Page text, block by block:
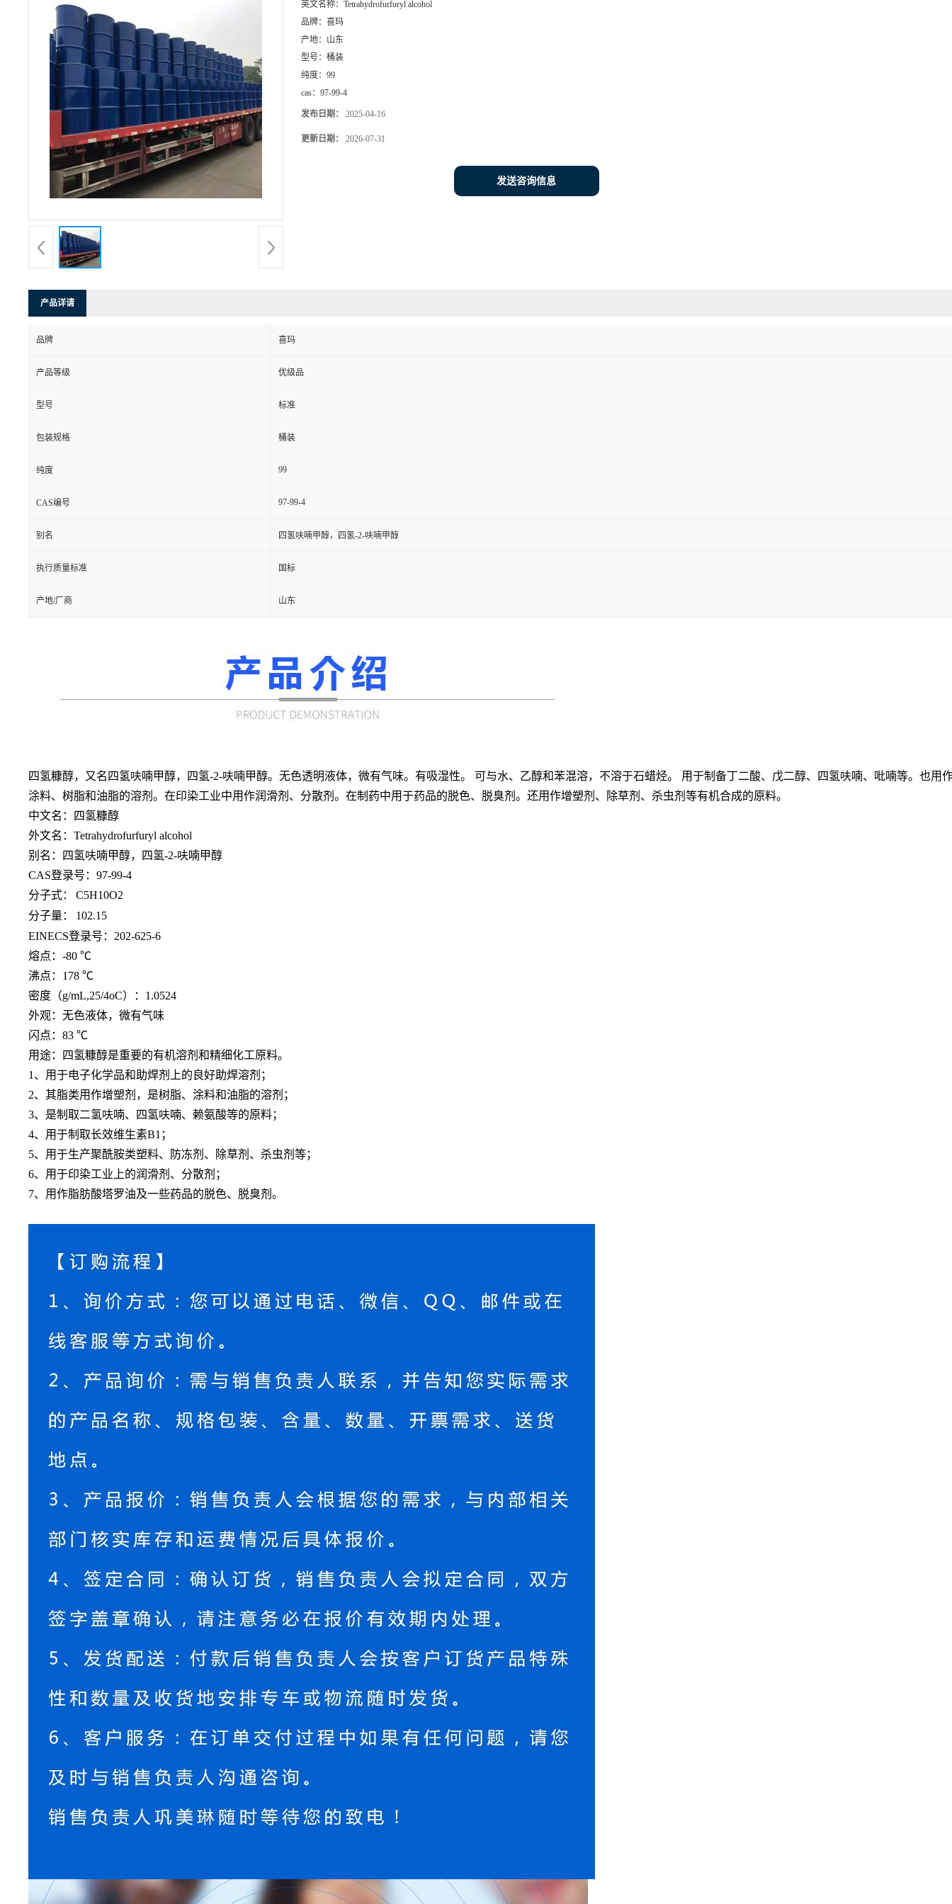
英文名称： Tetrahydrofurfuryl alcohol
品牌： 喜玛
产地： 山东
型号： 桶装
纯度： 99
cas： 97-99-4
发布日期： 2025-04-16
更新日期： 2026-07-31
发送咨询信息
产品详请
品牌 喜玛
产品等级 优级品
型号 标准
包装规格 桶装
纯度 99
CAS编号 97-99-4
别名 四氢呋喃甲醇，四氢-2-呋喃甲醇
执行质量标准 国标
产地/厂商 山东
四氢糠醇，又名四氢呋喃甲醇，四氢-2-呋喃甲醇。无色透明液体，微有气味。有吸湿性。 可与水、乙醇和苯混溶，不溶于石蜡烃。 用于制备丁二酸、戊二醇、四氢呋喃、吡喃等。也用
涂料、树脂和油脂的溶剂。在印染工业中用作润滑剂、分散剂。在制药中用于药品的脱色、脱臭剂。还用作增塑剂、除草剂、杀虫剂等有机合成的原料。
中文名：四氢糠醇
外文名： Tetrahydrofurfuryl alcohol
别名：四氢呋喃甲醇，四氢-2-呋喃甲醇
CAS登录号：97-99-4
分子式：
C5H10O2
分子量：
102.15
EINECS登录号：202-625-6
熔点： -80 ℃
沸点： 178 ℃
密度（g/mL,25/4oC）：1.0524
外观：无色液体，微有气味
闪点： 83 ℃
用途：四氢糠醇是重要的有机溶剂和精细化工原料。
1、用于电子化学品和助焊剂上的良好助焊溶剂；
2、其脂类用作增塑剂，是树脂、涂料和油脂的溶剂；
3、是制取二氢呋喃、四氢呋喃、赖氨酸等的原料；
4、用于制取长效维生素B1；
5、用于生产聚酰胺类塑料、防冻剂、除草剂、杀虫剂等；
6、用于印染工业上的润滑剂、分散剂；
7、用作脂肪酸塔罗油及一些药品的脱色、脱臭剂。